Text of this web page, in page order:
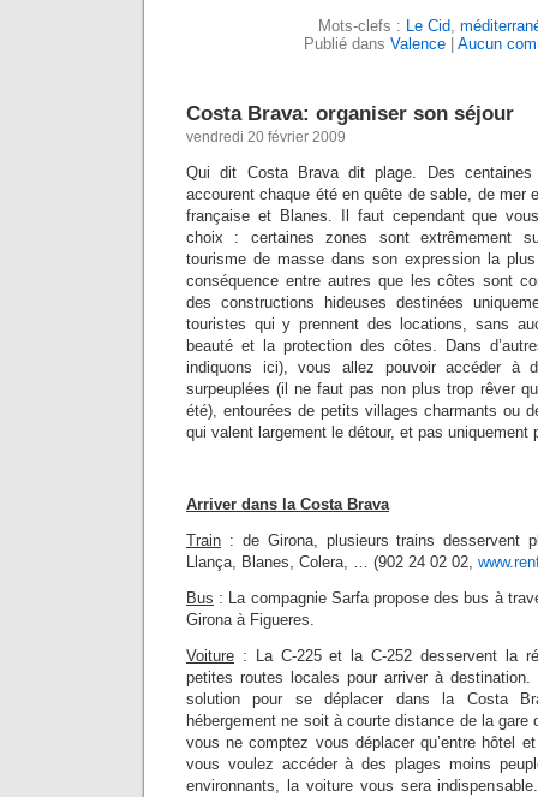
Mots-clefs : Le Cid,
Publié dans Valence| Aucun
Costa Brava: organiser son séjour
vendredi 20 février 2009
Qui dit Costa Brava dit plage. Des
accourent chaque été en quête de sable, de mer
française et Blanes. Il faut cependant que
choix : certaines zones sont extrêmement
tourisme de masse dans son expression la
conséquence entre autres que les côtes sont
des constructions hideuses destinées
touristes qui y prennent des locations, sans
beauté et la protection des côtes. Dans
indiquons ici), vous allez pouvoir accéder à
surpeuplées (il ne faut pas non plus trop rêver
été), entourées de petits villages charmants ou
qui valent largement le détour, et pas uniquement
Arriver dans la Costa Brava
Train : de Girona, plusieurs trains desservent
Llança, Blanes, Colera, … (902 24 02 02,
Bus : La compagnie Sarfa propose des bus à
Girona à Figueres.
Voiture : La C-225 et la C-252 desservent la
petites routes locales pour arriver à
solution pour se déplacer dans la Costa
hébergement ne soit à courte distance de la gare
vous ne comptez vous déplacer qu’entre hôtel
vous voulez accéder à des plages moins
environnants, la voiture vous sera